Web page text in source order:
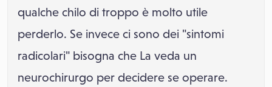
qualche chilo di troppo è molto utile
perderlo. Se invece ci sono dei "sintomi
radicolari" bisogna che La veda un
neurochirurgo per decidere se operare.